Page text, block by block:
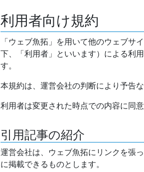
利用者向け規約
「ウェブ魚拓」を用いて他のウェブサ
下、「利用者」といいます）による利
す。
本規約は、運営会社の判断により予告
利用者は変更された時点での内容に同
引用記事の紹介
運営会社は、ウェブ魚拓にリンクを張
に掲載できるものとします。